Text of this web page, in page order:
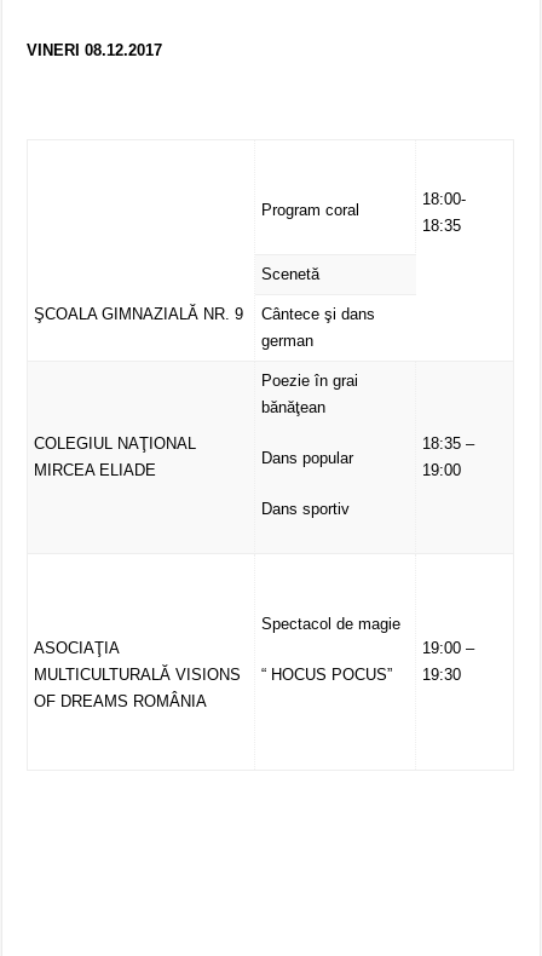
VINERI 08.12.2017
ŞCOALA GIMNAZIALĂ NR. 9
Program coral
18:00-
18:35
Scenetă
Cântece şi dans
german
COLEGIUL NAŢIONAL
MIRCEA ELIADE
Poezie în grai
bănăţean
Dans popular
Dans sportiv
18:35 –
19:00
ASOCIAŢIA
MULTICULTURALĂ VISIONS
OF DREAMS ROMÂNIA
Spectacol de magie
“ HOCUS POCUS”
19:00 –
19:30